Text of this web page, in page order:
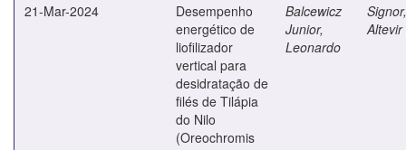
21-Mar-2024
Desempenho
energético de
liofilizador
vertical para
desidratação de
filés de Tilápia
do Nilo
(Oreochromis
Balcewicz
Junior,
Leonardo
Signor,
Altevir